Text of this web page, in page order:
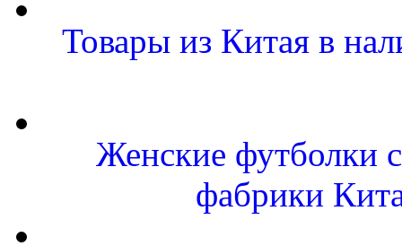
Товары из Китая в
Женские футболки
фабрики